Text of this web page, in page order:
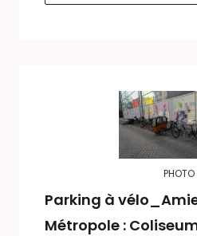
PHOTO
Parking à
Métropole :